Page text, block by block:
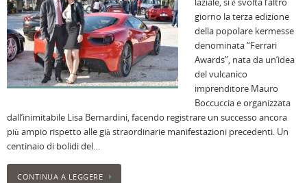
giorno la terza edizione
della popolare kermesse
denominata “Ferrari
Awards”, nata da un’idea
del vulcanico
imprenditore Mauro
Boccuccia e organizzata
dall’inimitabile Lisa Bernardini, facendo registrare un successo ancora
più ampio rispetto alle già straordinarie manifestazioni precedenti. Un
centinaio di bolidi del…
CONTINUA A LEGGERE